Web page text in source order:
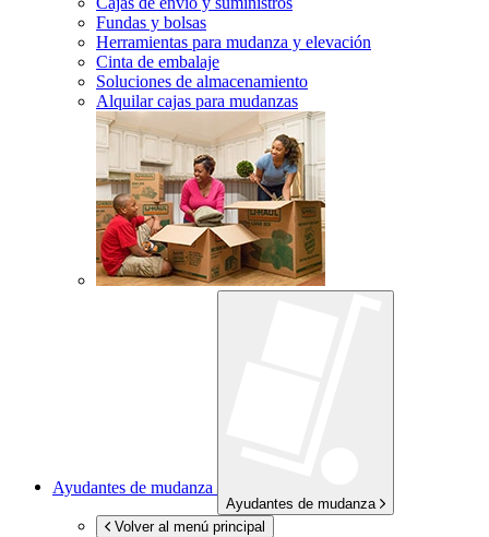
Fundas y bolsas
Herramientas para mudanza y elevación
Cinta de embalaje
Soluciones de almacenamiento
Alquilar cajas para mudanzas
Ayudantes de mudanza
Ayudantes de mudanza
Volver al menú principal